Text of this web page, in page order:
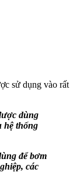
sử dụng vào rất
dùng
hệ thống
để bơm
các